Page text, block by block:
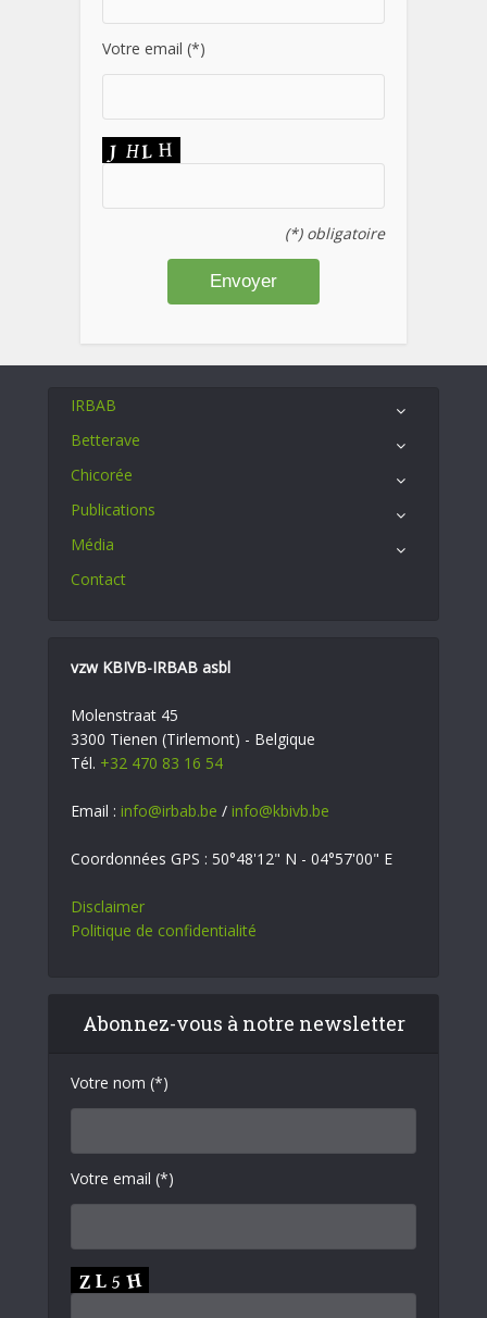
Votre email (*)
(*) obligatoire
IRBAB
Betterave
Chicorée
Publications
Média
Contact
vzw KBIVB-IRBAB asbl
Molenstraat 45
3300 Tienen (Tirlemont) - Belgique
Tél. +32 470 83 16 54
Email : info@irbab.be / info@kbivb.be
Coordonnées GPS : 50°48'12" N - 04°57'00" E
Disclaimer
Politique de confidentialité
Abonnez-vous à notre newsletter
Votre nom (*)
Votre email (*)